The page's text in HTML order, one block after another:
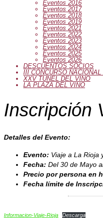
Eventos 2016
Eventos 2017
Eventos 2018
Eventos 2019
Eventos 2021
Eventos 2022
Eventos 2023
Eventos 2024
Eventos 2025
Eventos 2026
DESCUENTOS SOCIOS
III CONCURSO
XXV TUNEL DEL VINO
LA PLAZA DEL VINO
Inscripción
Detalles del Evento:
Evento: Viaje a La Rioja
Fecha: Del 30 de Mayo
Precio por persona en
Fecha límite de
Informacion-Viaje-Rioja Descarga